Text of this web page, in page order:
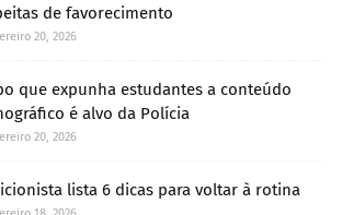
de favorecimento
20, 2026
que expunha estudantes a conteúdo
é alvo da Polícia
20, 2026
lista 6 dicas para voltar à rotina